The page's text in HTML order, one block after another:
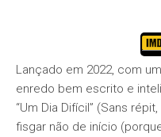
Lançado em 2022, com
enredo bem escrito e
“Um Dia Difícil” (Sans
fisgar não de início